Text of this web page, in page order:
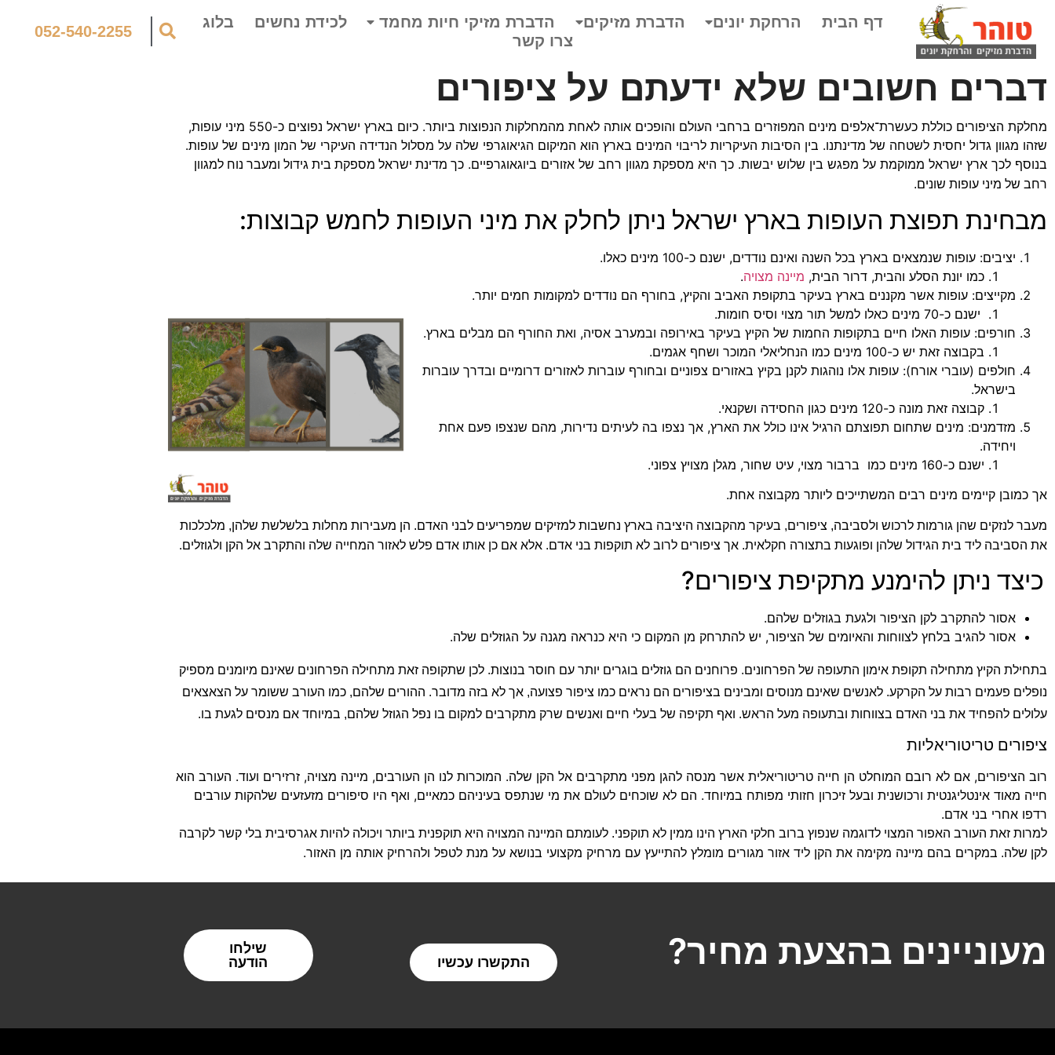
דף הבית הרחקת יונים הדברת מזיקים הדברת מזיקי חיות מחמד לכידת נחשים
בלוג
צרו קשר
052-540-2255
דברים חשובים שלא ידעתם על ציפורים
מחלקת הציפורים כוללת כעשרת־אלפים מינים המפוזרים ברחבי העולם והופכים אותה לאחת מהמחלקות הנפוצות ביותר. כיום בארץ ישראל נפוצים כ-550 מיני עופות,
שזהו מגוון גדול יחסית לשטחה של מדינתנו. בין הסיבות העיקריות לריבוי המינים בארץ הוא המיקום הגיאוגרפי שלה על מסלול הנדידה העיקרי של המון מינים של עופות.
בנוסף לכך ארץ ישראל ממוקמת על מפגש בין שלוש יבשות. כך היא מספקת מגוון רחב של אזורים ביוגאוגרפיים. כך מדינת ישראל מספקת בית גידול ומעבר נוח למגוון
רחב של מיני עופות שונים.
מבחינת תפוצת העופות בארץ ישראל ניתן לחלק את מיני העופות לחמש קבוצות:
יציבים: עופות שנמצאים בארץ בכל השנה ואינם נודדים, ישנם כ-100 מינים כאלו.
כמו יונת הסלע והבית, דרור הבית, מיינה מצויה.
מקייצים: עופות אשר מקננים בארץ בעיקר בתקופת האביב והקיץ, בחורף הם נודדים למקומות חמים יותר.
ישנם כ-70 מינים כאלו למשל תור מצוי וסיס חומות.
חורפים: עופות האלו חיים בתקופות החמות של הקיץ בעיקר באירופה ובמערב אסיה, ואת החורף הם מבלים בארץ.
בקבוצה זאת יש כ-100 מינים כמו הנחליאלי המוכר ושחף אגמים.
חולפים (עוברי אורח): עופות אלו נוהגות לקנן בקיץ באזורים צפוניים ובחורף עוברות לאזורים דרומיים ובדרך עוברות
בישראל.
קבוצה זאת מונה כ-120 מינים כגון החסידה ושקנאי.
מזדמנים: מינים שתחום תפוצתם הרגיל אינו כולל את הארץ, אך נצפו בה לעיתים נדירות, מהם שנצפו פעם אחת
ויחידה.
ישנם כ-160 מינים כמו ברבור מצוי, עיט שחור, מגלן מצויץ צפוני.
אך כמובן קיימים מינים רבים המשתייכים ליותר מקבוצה אחת.
מעבר לנזקים שהן גורמות לרכוש ולסביבה, ציפורים, בעיקר מהקבוצה היציבה בארץ נחשבות למזיקים שמפריעים לבני האדם. הן מעבירות מחלות בלשלשת שלהן, מלכלכות
את הסביבה ליד בית הגידול שלהן ופוגעות בתצורה חקלאית. אך ציפורים לרוב לא תוקפות בני אדם. אלא אם כן אותו אדם פלש לאזור המחייה שלה והתקרב אל הקן ולגוזלים.
כיצד ניתן להימנע מתקיפת ציפורים?
אסור להתקרב לקן הציפור ולגעת בגוזלים שלהם.
אסור להגיב בלחץ לצווחות והאיומים של הציפור, יש להתרחק מן המקום כי היא כנראה מגנה על הגוזלים שלה.
בתחילת הקיץ מתחילה תקופת אימון התעופה של הפרחונים. פרוחנים הם גוזלים בוגרים יותר עם חוסר בנוצות. לכן שתקופה זאת מתחילה הפרחונים שאינם מיומנים מספיק
נופלים פעמים רבות על הקרקע. לאנשים שאינם מנוסים ומבינים בציפורים הם נראים כמו ציפור פצועה, אך לא בזה מדובר. ההורים שלהם, כמו העורב ששומר על הצאצאים
עלולים להפחיד את בני האדם בצווחות ובתעופה מעל הראש. ואף תקיפה של בעלי חיים ואנשים שרק מתקרבים למקום בו נפל הגוזל שלהם, במיוחד אם מנסים לגעת בו.
ציפורים טריטוריאליות
רוב הציפורים, אם לא רובם המוחלט הן חייה טריטוריאלית אשר מנסה להגן מפני מתקרבים אל הקן שלה. המוכרות לנו הן העורבים, מיינה מצויה, זרזירים ועוד. העורב הוא
חייה מאוד אינטליגנטית ורכושנית ובעל זיכרון חזותי מפותח במיוחד. הם לא שוכחים לעולם את מי שנתפס בעיניהם כמאיים, ואף היו סיפורים מזעזעים שלהקות עורבים
רדפו אחרי בני אדם.
למרות זאת העורב האפור המצוי לדוגמה שנפוץ ברוב חלקי הארץ הינו ממין לא תוקפני. לעומתם המיינה המצויה היא תוקפנית ביותר ויכולה להיות אגרסיבית בלי קשר לקרבה
לקן שלה. במקרים בהם מיינה מקימה את הקן ליד אזור מגורים מומלץ להתייעץ עם מרחיק מקצועי בנושא על מנת לטפל ולהרחיק אותה מן האזור.
מעוניינים בהצעת מחיר? התקשרו עכשיו
שילחו
הודעה